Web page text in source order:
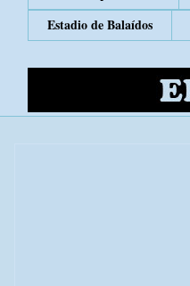
Estadio de Balaídos